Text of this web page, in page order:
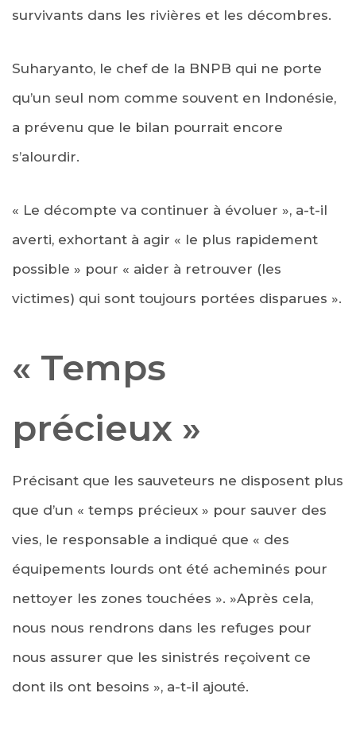
survivants dans les rivières et les décombres.
Suharyanto, le chef de la BNPB qui ne porte
qu’un seul nom comme souvent en Indonésie,
a prévenu que le bilan pourrait encore
s’alourdir.
« Le décompte va continuer à évoluer », a-t-il
averti, exhortant à agir « le plus rapidement
possible » pour « aider à retrouver (les
victimes) qui sont toujours portées disparues ».
« Temps
précieux »
Précisant que les sauveteurs ne disposent plus
que d’un « temps précieux » pour sauver des
vies, le responsable a indiqué que « des
équipements lourds ont été acheminés pour
nettoyer les zones touchées ». »Après cela,
nous nous rendrons dans les refuges pour
nous assurer que les sinistrés reçoivent ce
dont ils ont besoins », a-t-il ajouté.